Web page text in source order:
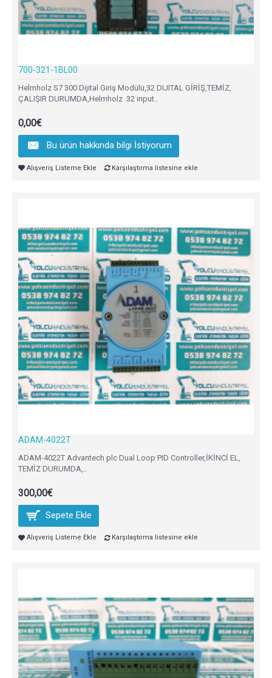
700-321-1BL00
Helmholz S7 300 Dijital Giriş Modülü,32 DIJITAL GİRİŞ,TEMİZ,
ÇALIŞIR DURUMDA,Helmholz 32 input..
0,00€
Bu ürün hakkında bilgi İstiyorum
Alışveriş Listeme Ekle Karşılaştırma listesine ekle
ADAM-4022T
ADAM-4022T Advantech plc Dual Loop PID Controller,İKİNCİ EL,
TEMİZ DURUMDA,..
300,00€
Sepete Ekle
Alışveriş Listeme Ekle Karşılaştırma listesine ekle